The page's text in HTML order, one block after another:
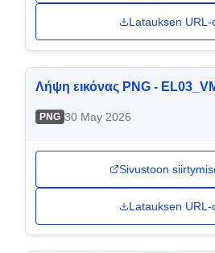
Latauksen URL-
Λήψη εικόνας PNG -
PNG 30 May 2026
Sivustoon
Latauksen URL-